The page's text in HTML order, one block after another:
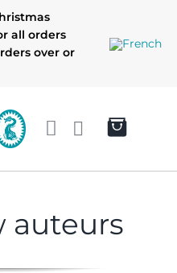
all orders
over or
auteurs